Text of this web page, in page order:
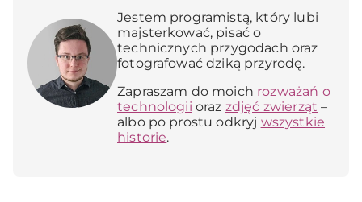
Jestem programistą, który lubi
majsterkować, pisać o
technicznych przygodach oraz
fotografować dziką przyrodę.
Zapraszam do moich rozważań o
technologii oraz zdjęć zwierząt –
albo po prostu odkryj wszystkie
historie.